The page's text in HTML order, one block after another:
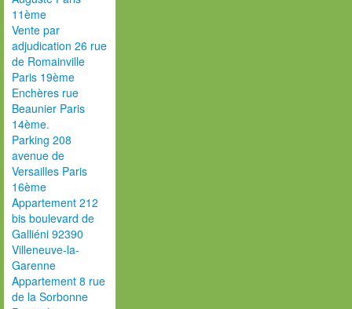
11ème
Vente par
adjudication 26 rue
de Romainville
Paris 19ème
Enchères rue
Beaunier Paris
14ème.
Parking 208
avenue de
Versailles Paris
16ème
Appartement 212
bis boulevard de
Galliéni 92390
Villeneuve-la-
Garenne
Appartement 8 rue
de la Sorbonne